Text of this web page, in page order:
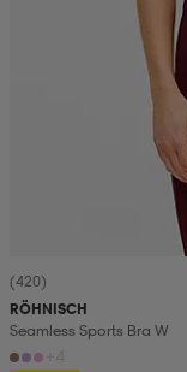
(420)
RÖHNISCH
Seamless Sports Bra W